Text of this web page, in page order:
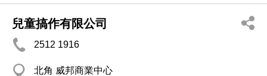
兒童搞作有限公司
2512 1916
北角 威邦商業中心